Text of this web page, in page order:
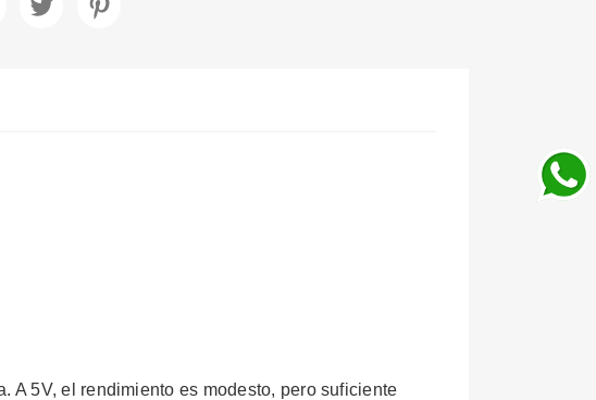
A 5V, el rendimiento es modesto, pero suficiente